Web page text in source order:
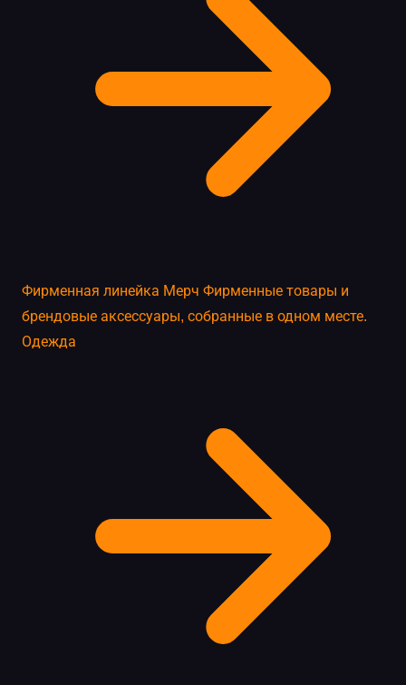
Фирменная линейка Мерч Фирменные товары и
брендовые аксессуары, собранные в одном месте.
Одежда